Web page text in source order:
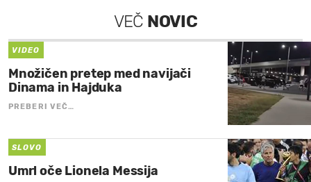
VEČ NOVIC
VIDEO
Množičen pretep med navijači
Dinama in Hajduka
PREBERI VEČ…
SLOVO
Umrl oče Lionela Messija